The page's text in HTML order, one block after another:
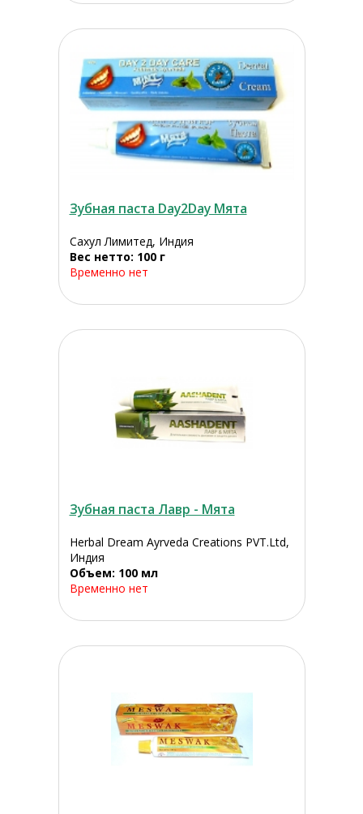
Зубная паста Day2Day Мята
Сахул Лимитед, Индия
Вес нетто: 100 г
Временно нет
Зубная паста Лавр - Мята
Herbal Dream Ayrveda Creations PVT.Ltd,
Индия
Объем: 100 мл
Временно нет